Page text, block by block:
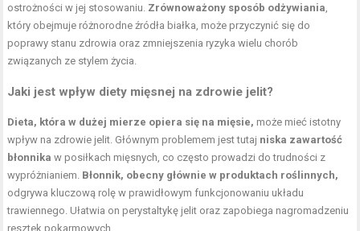
ostrożności w jej stosowaniu. Zrównoważony sposób odżywiania
który obejmuje różnorodne źródła białka, może przyczynić się do
poprawy stanu zdrowia oraz zmniejszenia ryzyka wielu chorób
związanych ze stylem życia.
Jaki jest wpływ diety mięsnej na zdrowie jelit?
Dieta, która w dużej mierze opiera się na mięsie, może mieć istotny
wpływ na zdrowie jelit. Głównym problemem jest tutaj niska zawartość
błonnika w posiłkach mięsnych, co często prowadzi do trudności z
wypróżnianiem. Błonnik, obecny głównie w produktach roślinnych,
odgrywa kluczową rolę w prawidłowym funkcjonowaniu układu
trawiennego. Ułatwia on perystaltykę jelit oraz zapobiega nagromadzeniu
resztek pokarmowych.